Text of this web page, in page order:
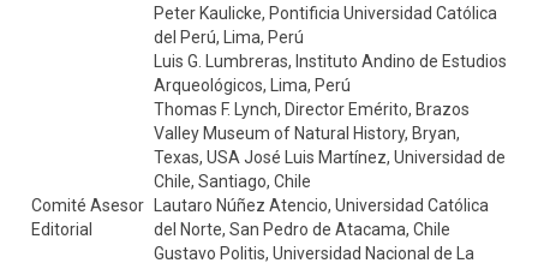
Comité Asesor
Editorial
Peter Kaulicke, Pontificia Universidad Católica
del Perú, Lima, Perú
Luis G. Lumbreras, Instituto Andino de Estudios
Arqueológicos, Lima, Perú
Thomas F. Lynch, Director Emérito, Brazos
Valley Museum of Natural History, Bryan,
Texas, USA José Luis Martínez, Universidad de
Chile, Santiago, Chile
Lautaro Núñez Atencio, Universidad Católica
del Norte, San Pedro de Atacama, Chile
Gustavo Politis, Universidad Nacional de La